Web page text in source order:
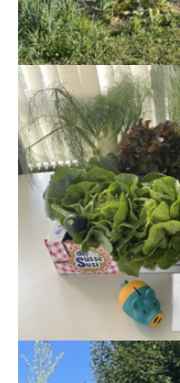
Show larger version
Show larger version